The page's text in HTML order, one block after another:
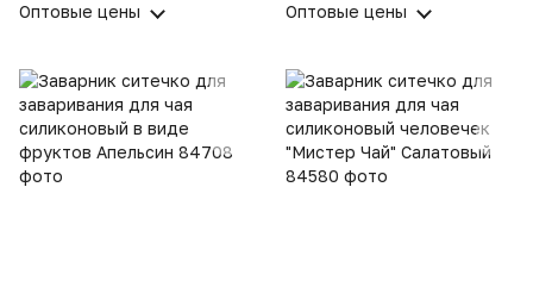
Оптовые цены
Оптовые цены